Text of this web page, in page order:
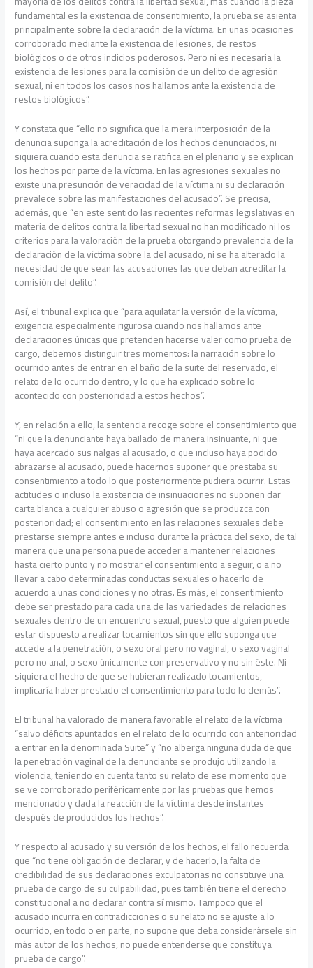
fundamental es la existencia de consentimiento, la prueba se asienta
principalmente sobre la declaración de la víctima. En unas ocasiones
corroborado mediante la existencia de lesiones, de restos
biológicos o de otros indicios poderosos. Pero ni es necesaria la
existencia de lesiones para la comisión de un delito de agresión
sexual, ni en todos los casos nos hallamos ante la existencia de
restos biológicos”.
Y constata que “ello no significa que la mera interposición de la
denuncia suponga la acreditación de los hechos denunciados, ni
siquiera cuando esta denuncia se ratifica en el plenario y se explican
los hechos por parte de la víctima. En las agresiones sexuales no
existe una presunción de veracidad de la víctima ni su declaración
prevalece sobre las manifestaciones del acusado”. Se precisa,
además, que “en este sentido las recientes reformas legislativas en
materia de delitos contra la libertad sexual no han modificado ni los
criterios para la valoración de la prueba otorgando prevalencia de la
declaración de la víctima sobre la del acusado, ni se ha alterado la
necesidad de que sean las acusaciones las que deban acreditar la
comisión del delito”.
Así, el tribunal explica que “para aquilatar la versión de la víctima,
exigencia especialmente rigurosa cuando nos hallamos ante
declaraciones únicas que pretenden hacerse valer como prueba de
cargo, debemos distinguir tres momentos: la narración sobre lo
ocurrido antes de entrar en el baño de la suite del reservado, el
relato de lo ocurrido dentro, y lo que ha explicado sobre lo
acontecido con posterioridad a estos hechos”.
Y, en relación a ello, la sentencia recoge sobre el consentimiento que
“ni que la denunciante haya bailado de manera insinuante, ni que
haya acercado sus nalgas al acusado, o que incluso haya podido
abrazarse al acusado, puede hacernos suponer que prestaba su
consentimiento a todo lo que posteriormente pudiera ocurrir. Estas
actitudes o incluso la existencia de insinuaciones no suponen dar
carta blanca a cualquier abuso o agresión que se produzca con
posterioridad; el consentimiento en las relaciones sexuales debe
prestarse siempre antes e incluso durante la práctica del sexo, de tal
manera que una persona puede acceder a mantener relaciones
hasta cierto punto y no mostrar el consentimiento a seguir, o a no
llevar a cabo determinadas conductas sexuales o hacerlo de
acuerdo a unas condiciones y no otras. Es más, el consentimiento
debe ser prestado para cada una de las variedades de relaciones
sexuales dentro de un encuentro sexual, puesto que alguien puede
estar dispuesto a realizar tocamientos sin que ello suponga que
accede a la penetración, o sexo oral pero no vaginal, o sexo vaginal
pero no anal, o sexo únicamente con preservativo y no sin éste. Ni
siquiera el hecho de que se hubieran realizado tocamientos,
implicaría haber prestado el consentimiento para todo lo demás”.
El tribunal ha valorado de manera favorable el relato de la víctima
“salvo déficits apuntados en el relato de lo ocurrido con anterioridad
a entrar en la denominada Suite” y “no alberga ninguna duda de que
la penetración vaginal de la denunciante se produjo utilizando la
violencia, teniendo en cuenta tanto su relato de ese momento que
se ve corroborado periféricamente por las pruebas que hemos
mencionado y dada la reacción de la víctima desde instantes
después de producidos los hechos”.
Y respecto al acusado y su versión de los hechos, el fallo recuerda
que “no tiene obligación de declarar, y de hacerlo, la falta de
credibilidad de sus declaraciones exculpatorias no constituye una
prueba de cargo de su culpabilidad, pues también tiene el derecho
constitucional a no declarar contra sí mismo. Tampoco que el
acusado incurra en contradicciones o su relato no se ajuste a lo
ocurrido, en todo o en parte, no supone que deba considerársele sin
más autor de los hechos, no puede entenderse que constituya
prueba de cargo”.